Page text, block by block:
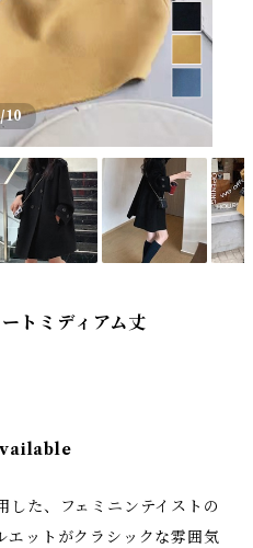
/10
トミディアム丈
した、フェミニンテイストの
エットがクラシックな雰囲気